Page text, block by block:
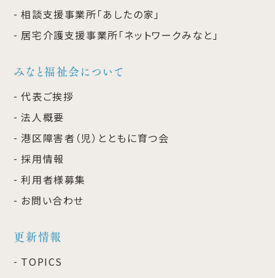
相談支援事業所「あしたの家」
居宅介護支援事業所「ネットワークみなと」
みなと福祉会について
代表ご挨拶
法人概要
港区障害者（児）とともに育つ会
採用情報
利用者様募集
お問い合わせ
更新情報
TOPICS